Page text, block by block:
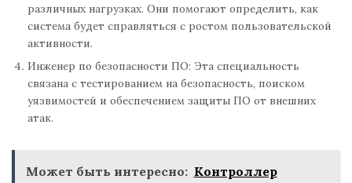
различных нагрузках. Они помогают определить, как
система будет справляться с ростом пользовательской
активности.
Инженер по безопасности ПО: Эта специальность
связана с тестированием на безопасность, поиском
уязвимостей и обеспечением защиты ПО от внешних
атак.
Может быть интересно: Контроллер